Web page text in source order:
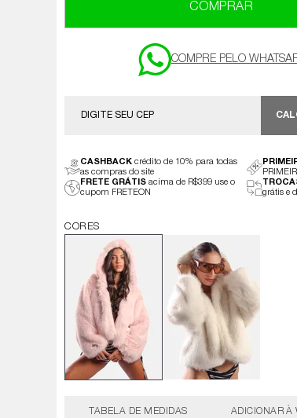
COMPRAR
CASHBACK crédito de 10% para todas
as compras do site
FRETE GRÁTIS acima de R$399 use o
cupom FRETEON
grátis e
TABELA DE MEDIDAS